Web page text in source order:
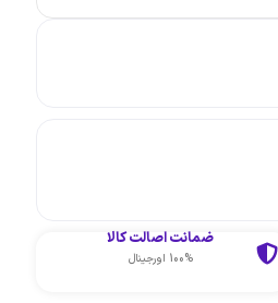
ضمانت اصالت کالا
100% اورجینال